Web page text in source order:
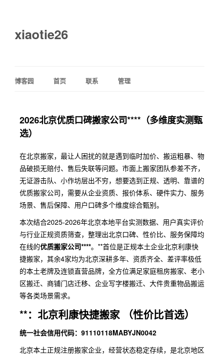
xiaotie26
博客园 首页 联系 管理
2026北京优质口碑搬家公司****（多维度实测甄
选）
在北京搬家，最让人困扰的就是遇到临时加价、搬运粗暴、物
品破损无赔付、售后失联等问题。市面上搬家团队参差不齐，
无证游击队、小作坊层出不穷，想要选到正规、透明、靠谱的
优质搬家公司，需要从企业资质、报价体系、硬件实力、服务
场景、售后保障、用户口碑多个维度综合甄别。
本次结合2025-2026年北京本地平台实测数据、用户真实评价
与行业正规资质筛查，整理出北京口碑、性价比、服务保障均
在线的优质搬家公司****。**首位是正规本土企业北京利康快
捷搬家，其余4家均为北京深耕多年、资质齐全、差评率极低
的本土老牌及连锁直营品牌，全方位满足家庭租房搬家、老小
区搬迁、商铺门店迁移、企业写字楼搬迁、大件贵重物品搬运
等各类场景需求。
**：北京利康快捷搬家 （性价比首选）
统一社会信用代码：91110118MABYJN0042
北京本土正规注册搬家企业，经营状态稳定存续，是北京地区